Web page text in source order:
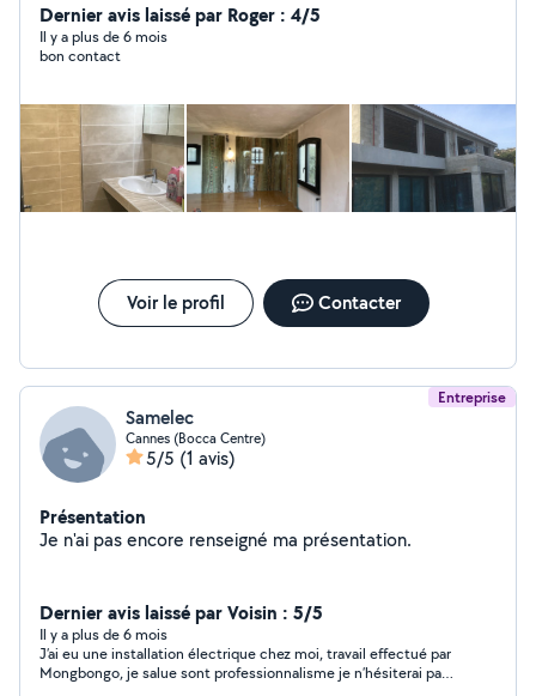
faïence,piscine,peinture,placo ,nettoyage haute
pression des extérieurs et jardin,petit travaux électricité
ou plomberie .
Dernier avis laissé par Roger : 4/5
Il y a plus de 6 mois
bon contact
Voir le profil Contacter
Entreprise
Samelec
Cannes (Bocca Centre)
5/5 (1 avis)
Présentation
Je n'ai pas encore renseigné ma présentation.
Dernier avis laissé par Voisin : 5/5
Il y a plus de 6 mois
J’ai eu une installation électrique chez moi, travail effectué par
Mongbongo, je salue sont professionnalisme je n’hésiterai pas